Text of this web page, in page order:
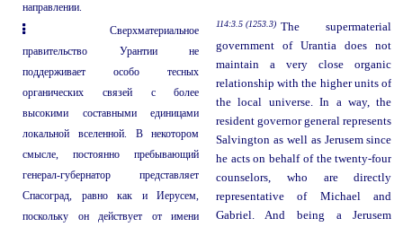
направлении.
Сверхматериальное
правительство Урантии не
поддерживает особо тесных
органических связей с более
высокими составными единицами
локальной вселенной. В некотором
смысле, постоянно пребывающий
генерал-губернатор представляет
Спасоград, равно как и Иерусем,
поскольку он действует от имени
114:3.5 (1253.3) The supermaterial
government of Urantia does not
maintain a very close organic
relationship with the higher units of
the local universe. In a way, the
resident governor general represents
Salvington as well as Jerusem since
he acts on behalf of the twenty-four
counselors, who are directly
representative of Michael and
Gabriel. And being a Jerusem